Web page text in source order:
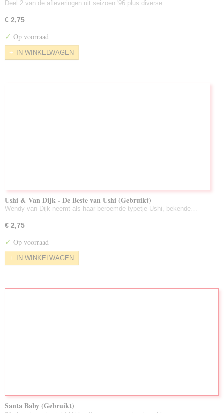
Deel 2 van de afleveringen uit seizoen '96 plus diverse…
€ 2,75
✓ Op voorraad
IN WINKELWAGEN
Ushi & Van Dijk - De Beste van Ushi (Gebruikt)
Wendy van Dijk neemt als haar beroemde typetje Ushi, bekende…
€ 2,75
✓ Op voorraad
IN WINKELWAGEN
Santa Baby (Gebruikt)